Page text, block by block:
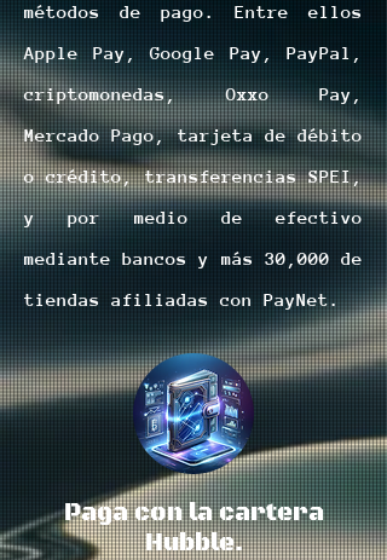
métodos de pago. Entre ellos
Apple Pay, Google Pay, PayPal,
criptomonedas, Oxxo Pay,
Mercado Pago, tarjeta de débito
o crédito, transferencias SPEI,
y por medio de efectivo
mediante bancos y más 30,000 de
tiendas afiliadas con PayNet.
Paga con la cartera
Hubble.